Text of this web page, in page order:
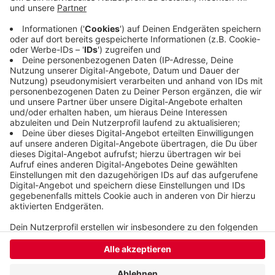
dann abholen und sicher verwahren. Die Frau tat
das am Freitag tatsächlich, die Sachen wurden am
frühen Nachmittag von einem etwa 30 Jahre alten
Mann abgeholt.
Veröffentlicht:Donnerstag, 30.11.2023 09:27
Anzeige
Anzeige